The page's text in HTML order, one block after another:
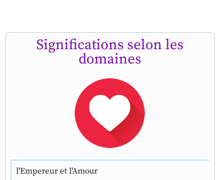
Significations selon les
domaines
l'Empereur et l'Amour